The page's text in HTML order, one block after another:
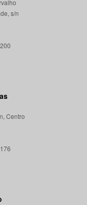
s/n
Centro